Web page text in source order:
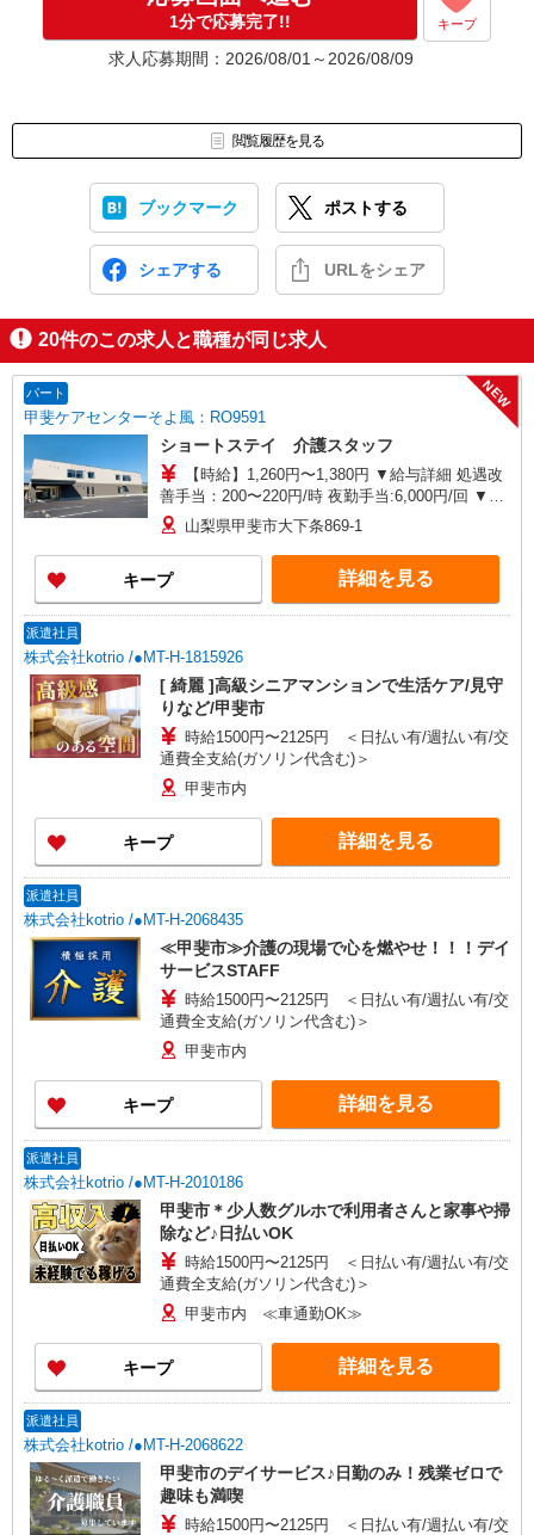
1分で応募完了!! キープ
求人応募期間：2026/08/01～2026/08/09
閲覧履歴を見る
ブックマーク ポストする
シェアする URLをシェア
20件のこの求人と職種が同じ求人
パート
甲斐ケアセンターそよ風：RO9591
NEW
ショートステイ 介護スタッフ
【時給】1,260円〜1,380円 ▼給与詳細 処遇改
善手当：200〜220円/時 夜勤手当:6,000円/回 ▼下
記別途支給 通勤手当 年末年始手当：380円/時 寸
志あり：年2回（6月・12月） ※業績による ※処
遇改善手当は試用期間中(3ヶ月)は支給なし
山梨県甲斐市大下条869-1
キープ 詳細を見る
派遣社員
株式会社kotrio /●MT-H-1815926
[ 綺麗 ]高級シニアマンションで生活ケア/見守
りなど/甲斐市
時給1500円〜2125円 ＜日払い有/週払い有/交
通費全支給(ガソリン代含む)＞
甲斐市内
キープ 詳細を見る
派遣社員
株式会社kotrio /●MT-H-2068435
≪甲斐市≫介護の現場で心を燃やせ！！！デイ
サービスSTAFF
時給1500円〜2125円 ＜日払い有/週払い有/交
通費全支給(ガソリン代含む)＞
甲斐市内
キープ 詳細を見る
派遣社員
株式会社kotrio /●MT-H-2010186
甲斐市＊少人数グルホで利用者さんと家事や掃
除など♪日払いOK
時給1500円〜2125円 ＜日払い有/週払い有/交
通費全支給(ガソリン代含む)＞
甲斐市内 ≪車通勤OK≫
キープ 詳細を見る
派遣社員
株式会社kotrio /●MT-H-2068622
甲斐市のデイサービス♪日勤のみ！残業ゼロで
趣味も満喫
時給1500円〜2125円 ＜日払い有/週払い有/交